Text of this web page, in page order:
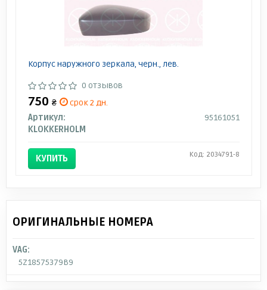
Корпус наружного зеркала, черн., лев.
0 отзывов
750 ₴
срок 2 дн.
Артикул:
95161051
KLOKKERHOLM
КУПИТЬ Код: 2034791-8
ОРИГИНАЛЬНЫЕ НОМЕРА
VAG:
5Z18575379B9